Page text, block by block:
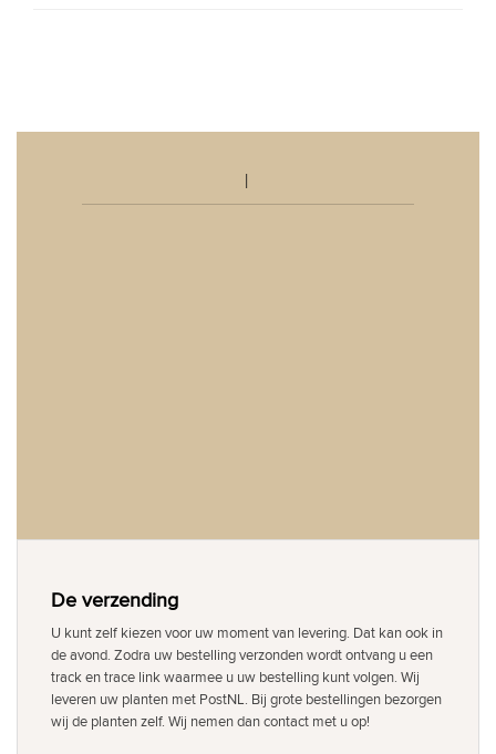
De verzending
U kunt zelf kiezen voor uw moment van levering. Dat kan ook in
de avond. Zodra uw bestelling verzonden wordt ontvang u een
track en trace link waarmee u uw bestelling kunt volgen. Wij
leveren uw planten met PostNL. Bij grote bestellingen bezorgen
wij de planten zelf. Wij nemen dan contact met u op!